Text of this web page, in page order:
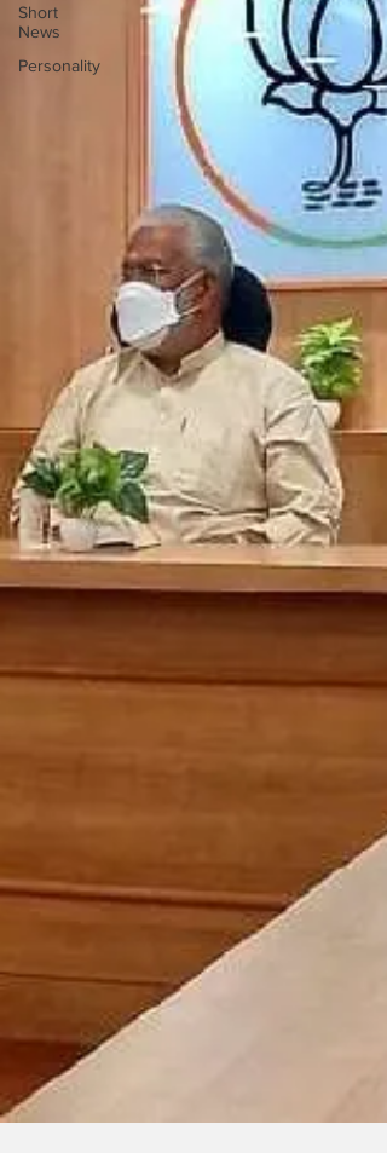
Short
News
Personality